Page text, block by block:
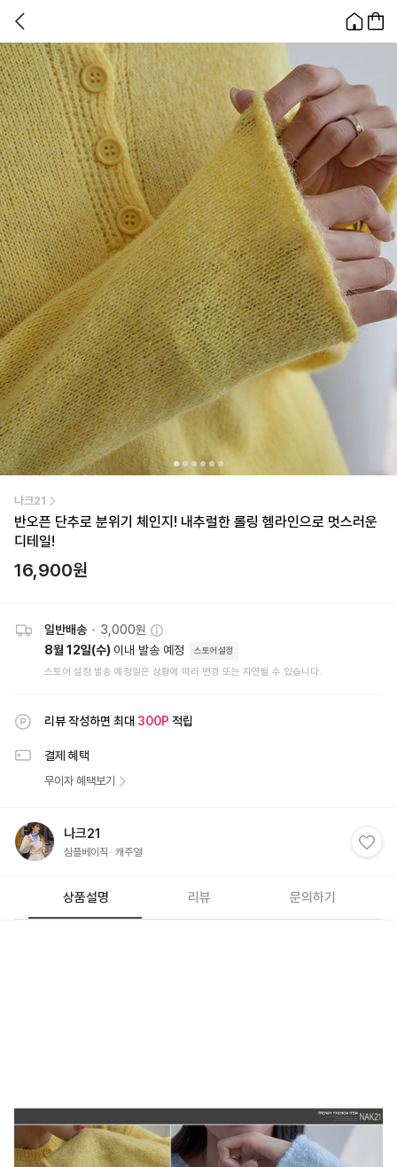
나크21
반오픈 단추로 분위기 체인지! 내추럴한 롤링 헴라인으로 멋스러운
디테일!
16,900원
일반배송 • 3,000원
8월 12일(수) 이내 발송 예정 스토어설정
스토어 설정 발송 예정일은 상황에 따라 변경 또는 지연될 수 있습니다.
리뷰 작성하면 최대 300P 적립
결제 혜택
무이자 혜택보기
나크21
심플베이직 캐주얼
상품설명 리뷰 문의하기